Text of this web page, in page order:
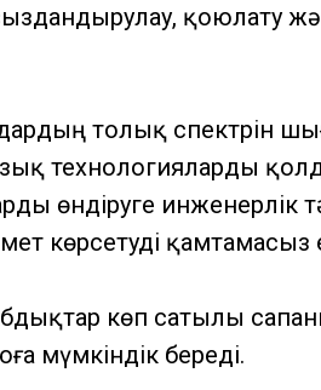
қоюлату
толық спектрін
технологияларды
инженерлік
көрсетуді қамтамасыз
көп сатылы
мүмкіндік береді.